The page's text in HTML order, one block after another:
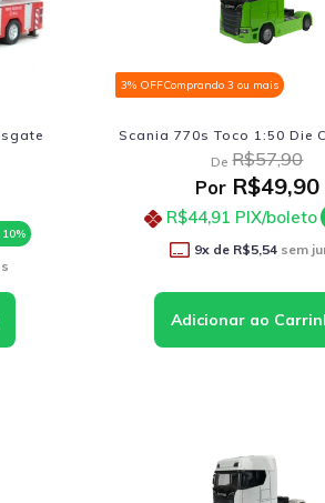
10%
3% OFFComprando 3 ou mais
Scania 770s Toco 1:50 Die
De R$57,90
PorR$49,90
R$44,91 PIX/boleto
9x de R$5,54sem